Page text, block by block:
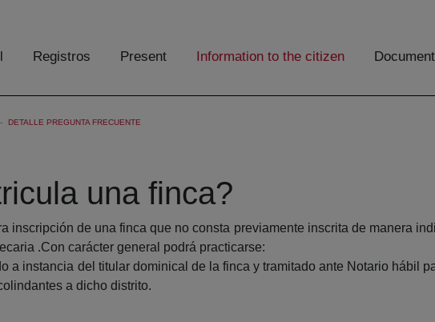
Registros Present Information to the citizen
DETALLE PREGUNTA FRECUENTE
una finca?
inscripción de una finca que no consta previamente inscrita de manera
.Con carácter general podrá practicarse:
a instancia del titular dominical de la finca y tramitado ante Notario hábil
a dicho distrito.